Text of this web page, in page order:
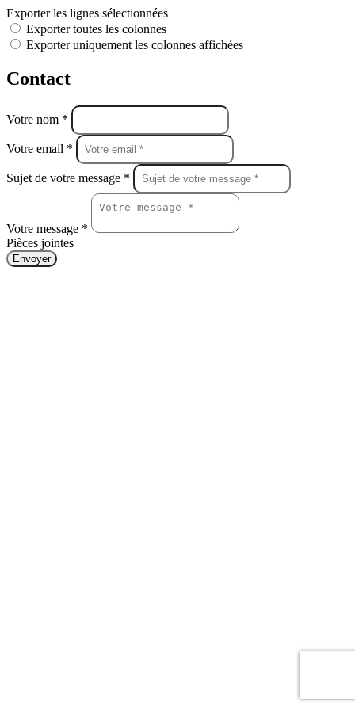
Exporter les lignes sélectionnées
Exporter toutes les colonnes
Exporter uniquement les colonnes affichées
Contact
Votre nom *
Votre email *
Sujet de votre message *
Votre message *
Pièces jointes
Envoyer